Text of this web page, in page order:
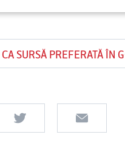
CA SURSĂ PREFERATĂ ÎN